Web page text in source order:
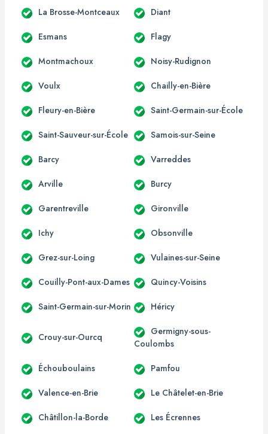
La Brosse-Montceaux Diant
Esmans Flagy
Montmachoux Noisy-Rudignon
Voulx Chailly-en-Bière
Fleury-en-Bière Saint-Germain-sur-École
Saint-Sauveur-sur-École Samois-sur-Seine
Barcy Varreddes
Arville Burcy
Garentreville Gironville
Ichy Obsonville
Grez-sur-Loing Vulaines-sur-Seine
Couilly-Pont-aux-Dames Quincy-Voisins
Saint-Germain-sur-Morin Héricy
Crouy-sur-Ourcq
Germigny-sous-
Coulombs
Échouboulains Pamfou
Valence-en-Brie Le Châtelet-en-Brie
Châtillon-la-Borde Les Écrennes